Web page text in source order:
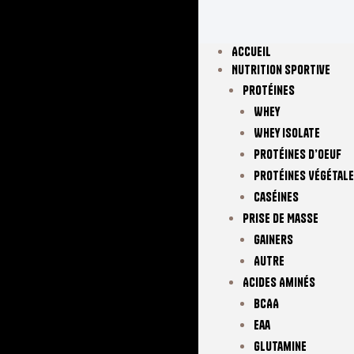
Accueil
Nutrition Sportive
Protéines
Whey
Whey Isolate
Protéines D’oeuf
Protéines
Caséines
Prise De Masse
Gainers
Autre
Acides Aminés
BCAA
Eaa
Glutamine